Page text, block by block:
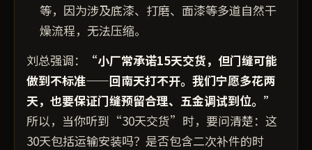
等，因为涉及底漆、打磨、面漆等多道自然干
燥流程，无法压缩。
刘总强调：
“小厂常承诺15天交货，但门缝可能
做到不标准——回南天打不开。我们宁愿多花两
天，也要保证门缝预留合理、五金调试到位。”
所以，当你听到“30天交货”时，要问清楚：这
30天包括运输安装吗？是否包含二次补件的时